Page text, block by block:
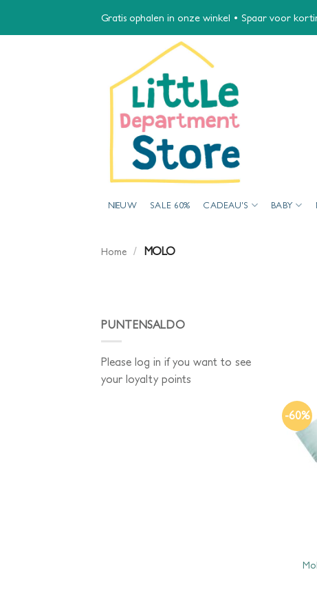
Gratis ophalen in onze winkel • Spaar voor
NIEUW SALE 60% CADEAU’S BABY
Home / MOLO
PUNTENSALDO
Please log in if you want to see
your loyalty points
-60%